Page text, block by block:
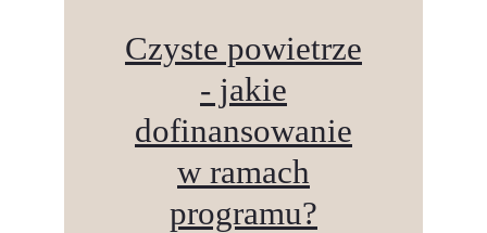
Czyste powietrze
- jakie
dofinansowanie
w ramach
programu?